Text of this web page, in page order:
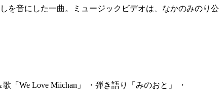
を音にした一曲。ミュージックビデオは、なかのみのり公
「We Love Miichan」 ・弾き語り「みのおと」 ・